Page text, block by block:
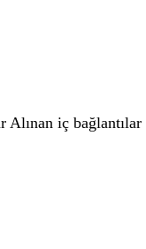
Alınan iç bağlantılar